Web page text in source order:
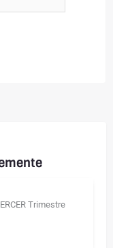
Trimestre